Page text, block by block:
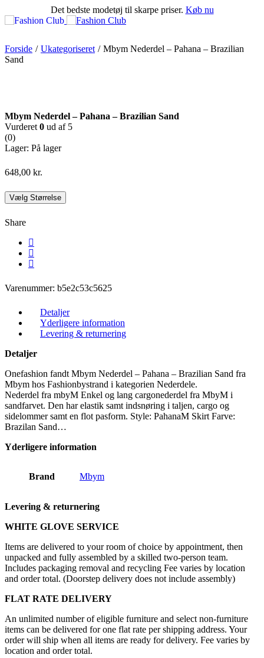
Det bedste modetøj til skarpe priser. Køb nu
Forside / Ukategoriseret / Mbym Nederdel – Pahana – Brazilian
Sand
Mbym Nederdel – Pahana – Brazilian Sand
Vurderet 0 ud af 5
(0)
Lager: På lager
648,00 kr.
Vælg Størrelse
Share
Varenummer: b5e2c53c5625
Detaljer
Yderligere information
Levering & returnering
Detaljer
Onefashion fandt Mbym Nederdel – Pahana – Brazilian Sand fra
Mbym hos Fashionbystrand i kategorien Nederdele.
Nederdel fra mbyM Enkel og lang cargonederdel fra MbyM i
sandfarvet. Den har elastik samt indsnøring i taljen, cargo og
sidelommer samt en flot pasform. Style: PahanaM Skirt Farve:
Brazilan Sand…
Yderligere information
Brand Mbym
Levering & returnering
WHITE GLOVE SERVICE
Items are delivered to your room of choice by appointment, then
unpacked and fully assembled by a skilled two-person team.
Includes packaging removal and recycling Fee varies by location
and order total. (Doorstep delivery does not include assembly)
FLAT RATE DELIVERY
An unlimited number of eligible furniture and select non-furniture
items can be delivered for one flat rate per shipping address. Your
order will ship when all items are ready for delivery. Fee varies by
location and order total.